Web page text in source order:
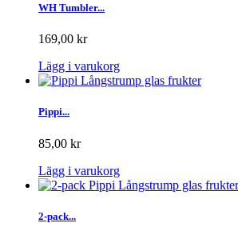
WH Tumbler...
169,00 kr
Lägg i varukorg
Pippi...
85,00 kr
Lägg i varukorg
2-pack...